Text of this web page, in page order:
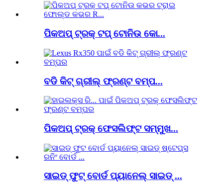
ପିକଅପ୍ ଟ୍ରକ୍ ଟପ୍ ଟୋନିଉ କୋ...
ବଡି କିଟ୍ ଗ୍ରୀଲ୍ ଫ୍ରଣ୍ଟ ବମ୍ପ...
ପିକଅପ୍ ଟ୍ରକ୍ ଫେସଲିଫ୍ଟ ସମ୍ମୁଖ...
ସାଇଡ୍ ଫୁଟ୍ ବୋର୍ଡ ପ୍ୟାନେଲ୍ ସାଇଡ୍ ...